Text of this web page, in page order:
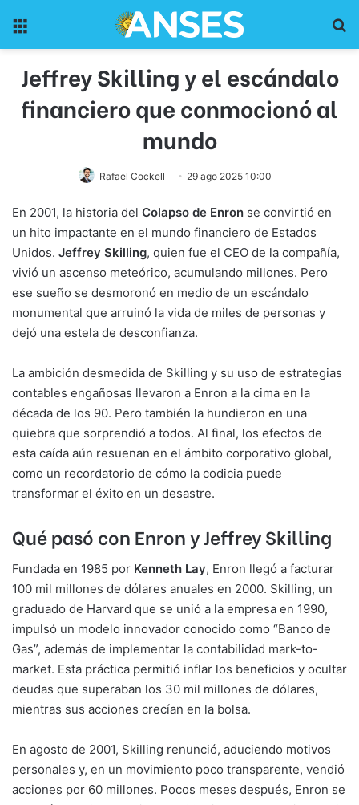
Jeffrey Skilling y el escándalo
financiero que conmocionó al
mundo
Rafael Cockell 29 ago 2025 10:00
En 2001, la historia del Colapso de Enron se convirtió en
un hito impactante en el mundo financiero de Estados
Unidos. Jeffrey Skilling, quien fue el CEO de la compañía,
vivió un ascenso meteórico, acumulando millones. Pero
ese sueño se desmoronó en medio de un escándalo
monumental que arruinó la vida de miles de personas y
dejó una estela de desconfianza.
La ambición desmedida de Skilling y su uso de estrategias
contables engañosas llevaron a Enron a la cima en la
década de los 90. Pero también la hundieron en una
quiebra que sorprendió a todos. Al final, los efectos de
esta caída aún resuenan en el ámbito corporativo global,
como un recordatorio de cómo la codicia puede
transformar el éxito en un desastre.
Qué pasó con Enron y Jeffrey Skilling
Fundada en 1985 por Kenneth Lay, Enron llegó a facturar
100 mil millones de dólares anuales en 2000. Skilling, un
graduado de Harvard que se unió a la empresa en 1990,
impulsó un modelo innovador conocido como “Banco de
Gas”, además de implementar la contabilidad mark-to-
market. Esta práctica permitió inflar los beneficios y ocultar
deudas que superaban los 30 mil millones de dólares,
mientras sus acciones crecían en la bolsa.
En agosto de 2001, Skilling renunció, aduciendo motivos
personales y, en un movimiento poco transparente, vendió
acciones por 60 millones. Pocos meses después, Enron se